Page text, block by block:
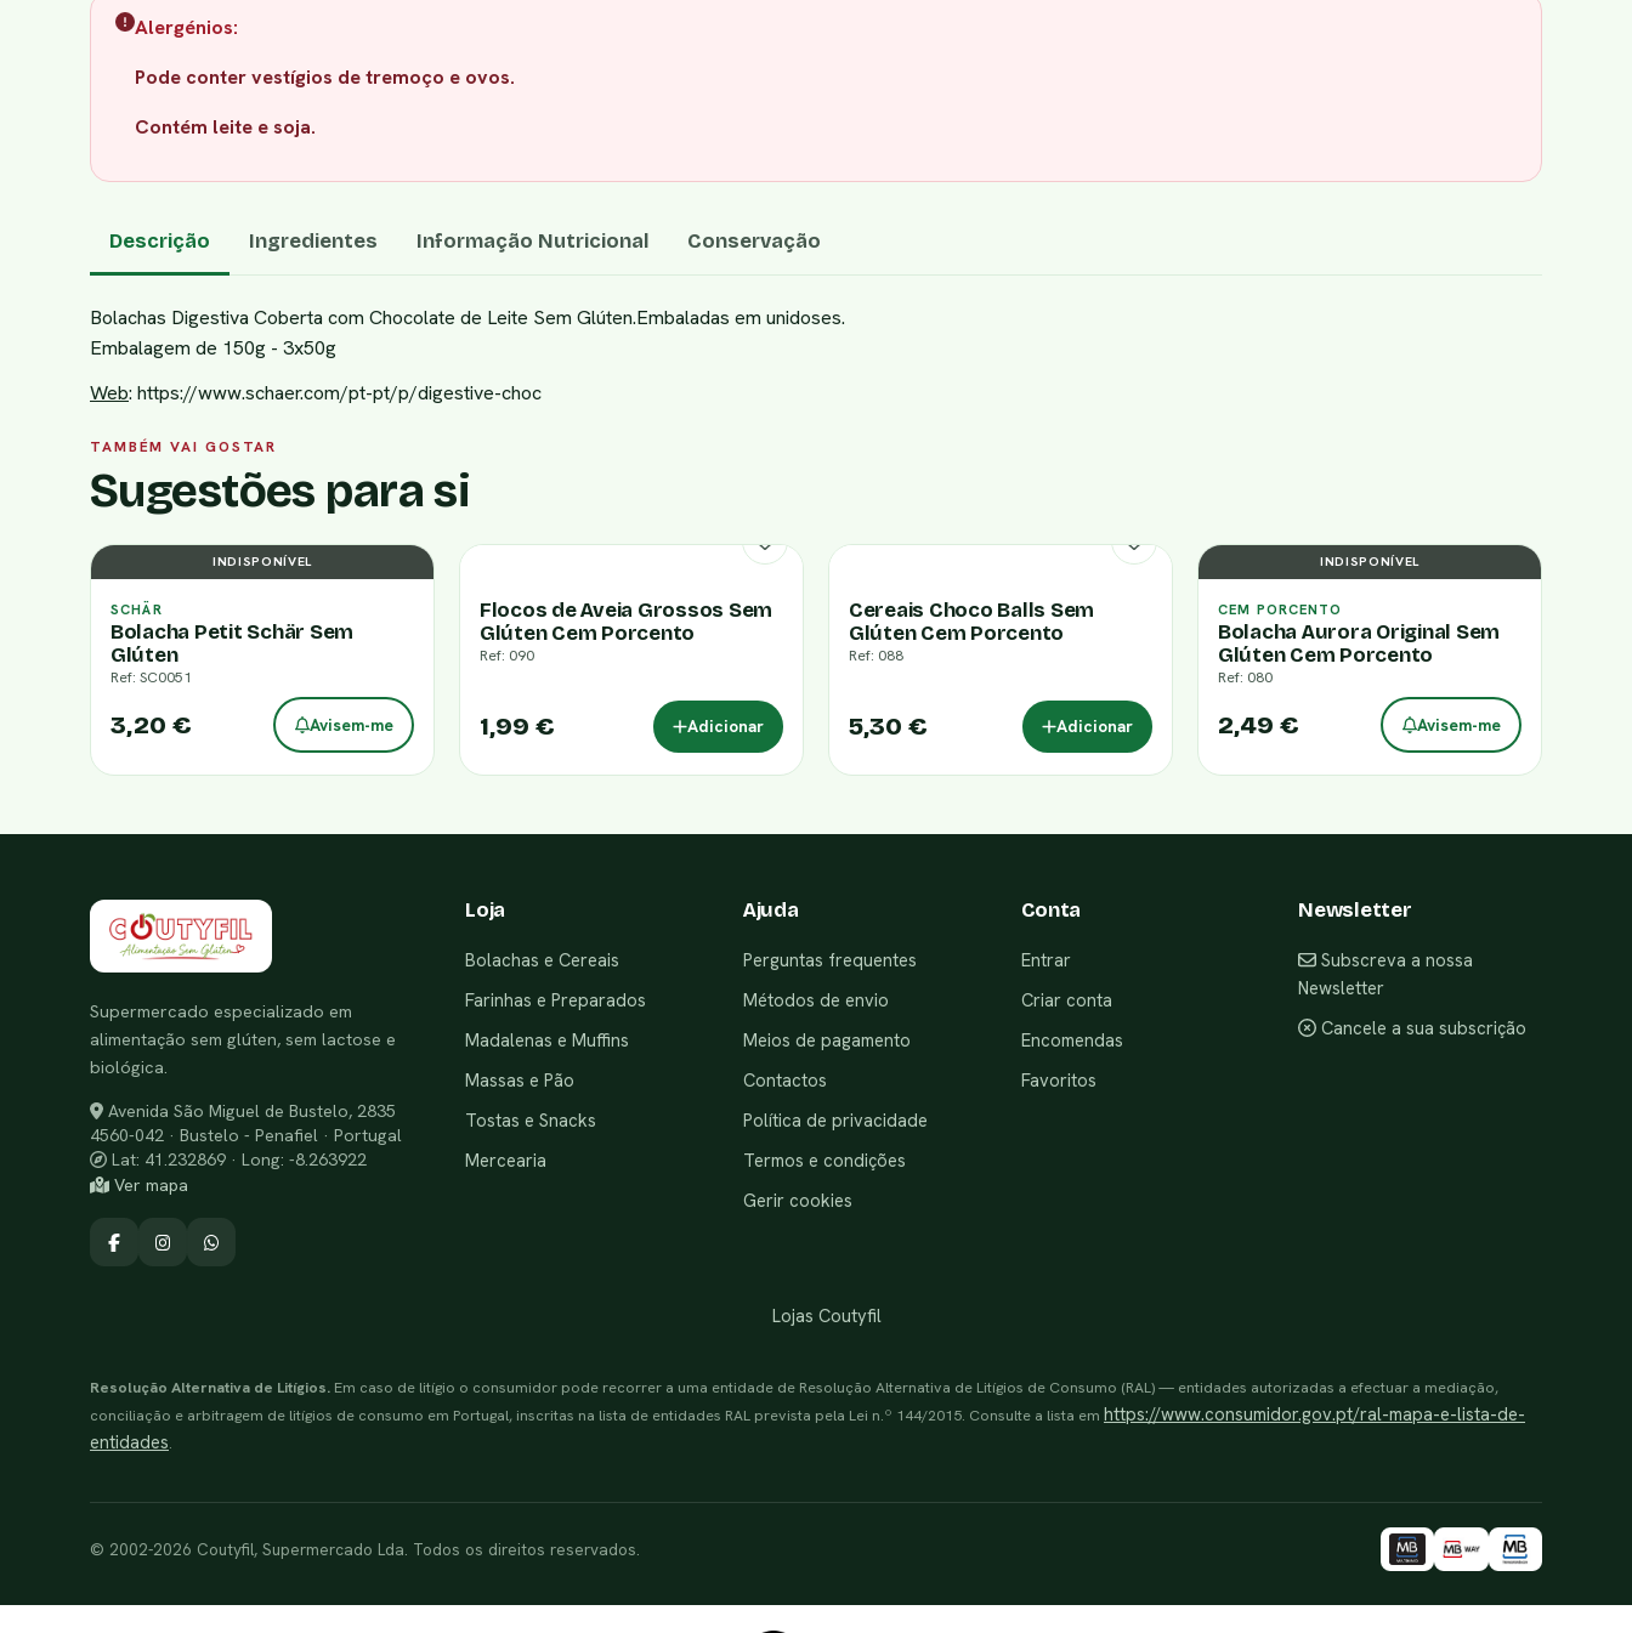
Alergénios:
Pode conter vestígios de tremoço e ovos.
Contém leite e soja.
Descrição Ingredientes Informação Nutricional Conservação
Bolachas Digestiva Coberta com Chocolate de Leite Sem Glúten.Embaladas em unidoses.
Embalagem de 150g - 3x50g
Web: https://www.schaer.com/pt-pt/p/digestive-choc
TAMBÉM VAI GOSTAR
Sugestões para si
INDISPONÍVEL
SCHÄR
Bolacha Petit Schär Sem
Glúten
Ref: SC0051
3,20 € Avisem-me
Flocos de Aveia Grossos Sem
Glúten Cem Porcento
Ref: 090
1,99 € Adicionar
Cereais Choco Balls Sem
Glúten Cem Porcento
Ref: 088
5,30 € Adicionar
INDISPONÍVEL
CEM PORCENTO
Bolacha Aurora Original Sem
Glúten Cem Porcento
Ref: 080
2,49 € Avisem-me
Supermercado especializado em
alimentação sem glúten, sem lactose e
biológica.
Avenida São Miguel de Bustelo, 2835
4560-042 · Bustelo - Penafiel · Portugal
Lat: 41.232869 · Long: -8.263922
Ver mapa
Loja
Bolachas e Cereais
Farinhas e Preparados
Madalenas e Muffins
Massas e Pão
Tostas e Snacks
Mercearia
Ajuda
Perguntas frequentes
Métodos de envio
Meios de pagamento
Contactos
Política de privacidade
Termos e condições
Gerir cookies
Conta
Entrar
Criar conta
Encomendas
Favoritos
Newsletter
Subscreva a nossa
Newsletter
Cancele a sua subscrição
Lojas Coutyfil
Resolução Alternativa de Litígios. Em caso de litígio o consumidor pode recorrer a uma entidade de Resolução Alternativa de Litígios de Consumo (RAL) — entidades autorizadas a efectuar a mediação,
conciliação e arbitragem de litígios de consumo em Portugal, inscritas na lista de entidades RAL prevista pela Lei n.º 144/2015. Consulte a lista em https://www.consumidor.gov.pt/ral-mapa-e-lista-de-
entidades.
© 2002-2026 Coutyfil, Supermercado Lda. Todos os direitos reservados.